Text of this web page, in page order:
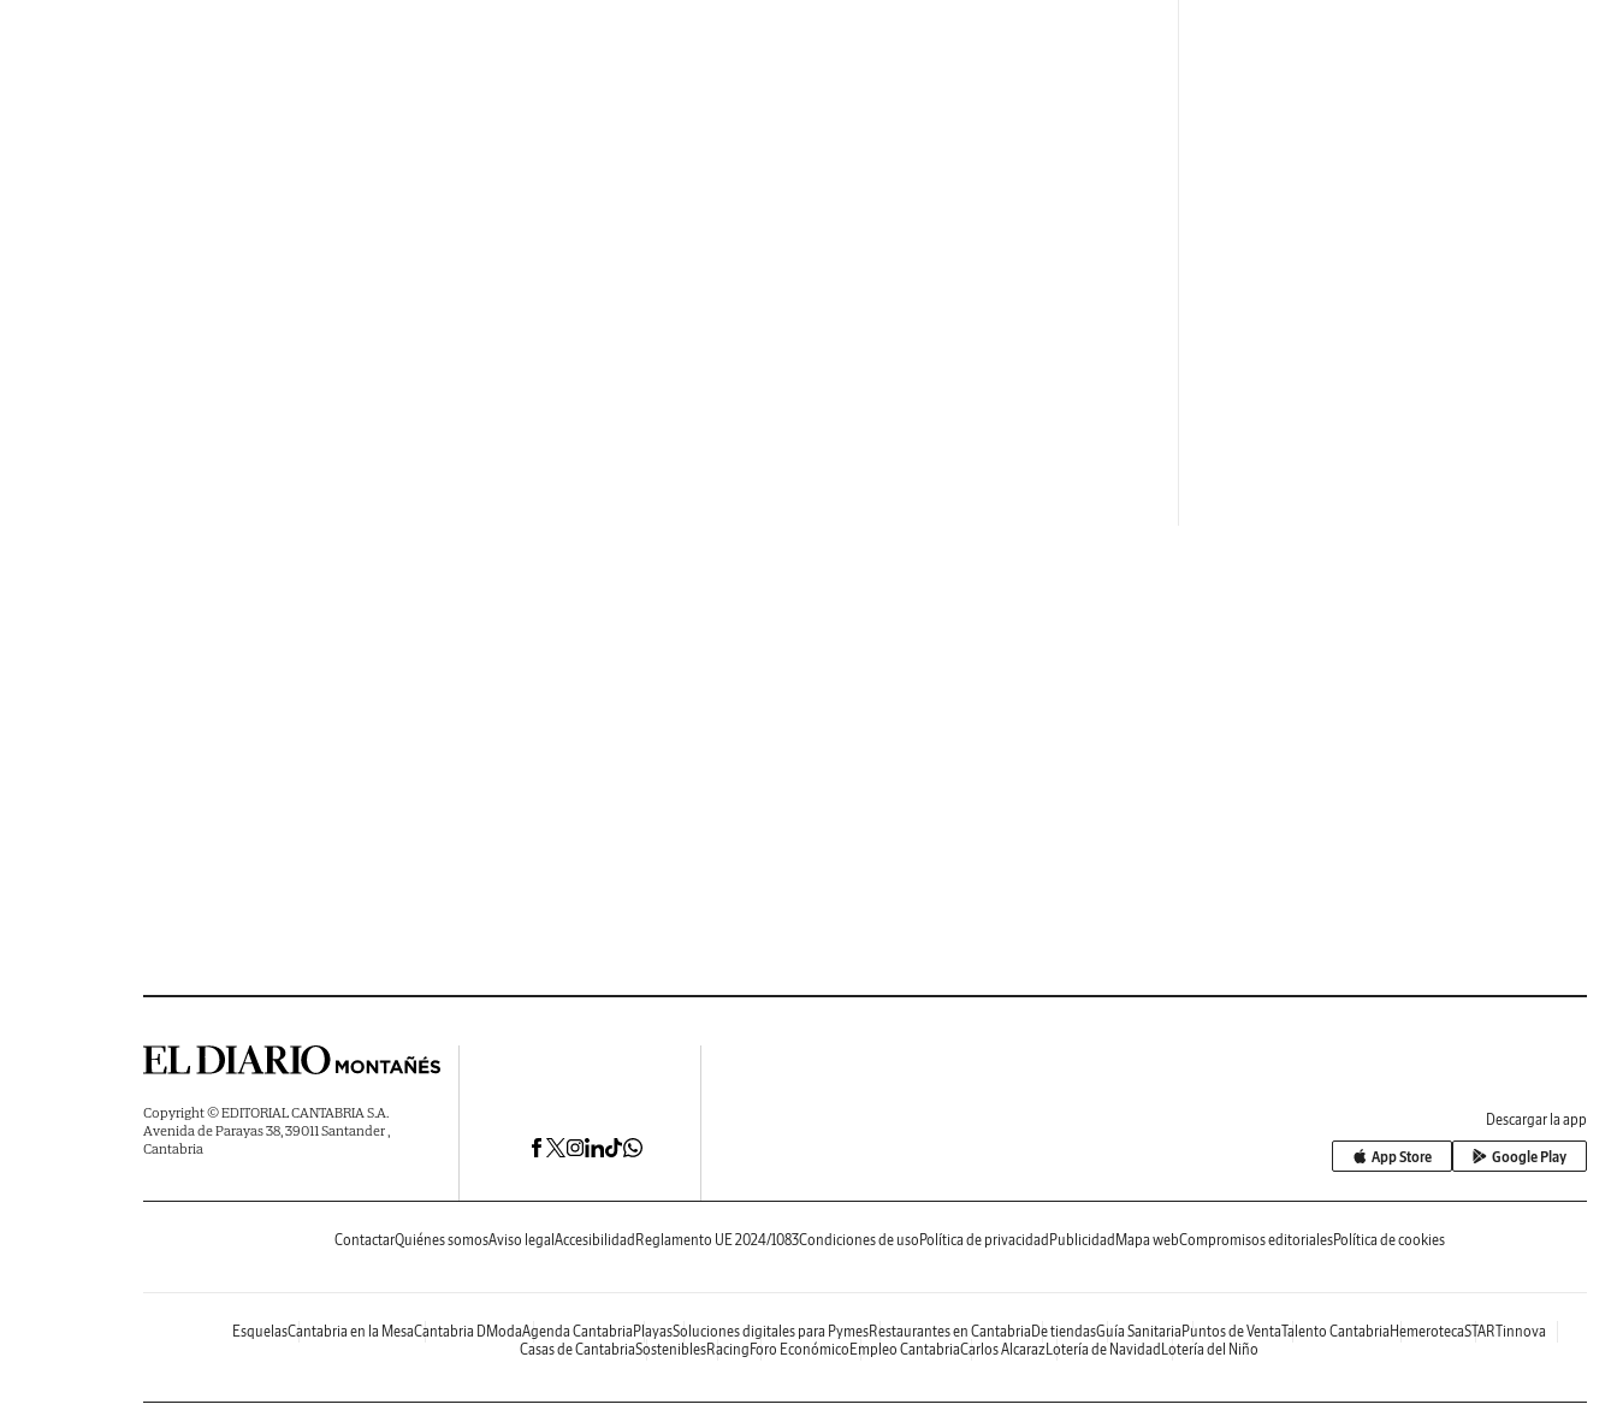
Copyright © EDITORIAL CANTABRIA S.A.
Avenida de Parayas 38, 39011 Santander ,
Cantabria
Descargar la app
App Store Google Play
ContactarQuiénes somosAviso legal Accesibilidad Reglamento UE 2024/1083Condiciones de uso Política de privacidad Publicidad Mapa webCompromisos editorialesPolítica de cookies
EsquelasCantabria en la MesaCantabria DModaAgenda Cantabria PlayasSoluciones digitales para PymesRestaurantes en Cantabria De tiendasGuía Sanitaria Puntos de VentaTalento Cantabria HemerotecaSTARTinnova
Casas de CantabriaSosteniblesRacing Foro Económico Empleo CantabriaCarlos AlcarazLotería de Navidad Lotería del Niño